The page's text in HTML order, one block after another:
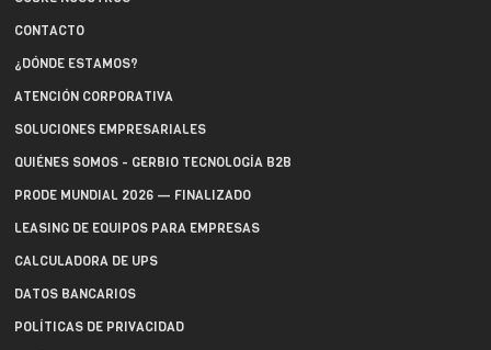
CONTACTO
¿DÓNDE ESTAMOS?
ATENCIÓN CORPORATIVA
SOLUCIONES EMPRESARIALES
QUIÉNES SOMOS - GERBIO TECNOLOGÍA B2B
PRODE MUNDIAL 2026 — FINALIZADO
LEASING DE EQUIPOS PARA EMPRESAS
CALCULADORA DE UPS
DATOS BANCARIOS
POLÍTICAS DE PRIVACIDAD